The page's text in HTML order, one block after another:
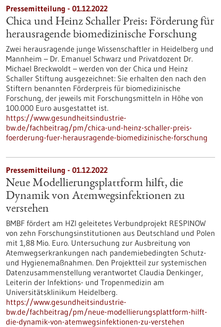
Pressemitteilung - 01.12.2022
Chica und Heinz Schaller Preis: Förderung für
herausragende biomedizinische Forschung
Zwei herausragende junge Wissenschaftler in Heidelberg und
Mannheim – Dr. Emanuel Schwarz und Privatdozent Dr.
Michael Breckwoldt – werden von der Chica und Heinz
Schaller Stiftung ausgezeichnet: Sie erhalten den nach den
Stiftern benannten Förderpreis für biomedizinische
Forschung, der jeweils mit Forschungsmitteln in Höhe von
100.000 Euro ausgestattet ist.
https://www.gesundheitsindustrie-
bw.de/fachbeitrag/pm/chica-und-heinz-schaller-preis-
foerderung-fuer-herausragende-biomedizinische-forschung
Pressemitteilung - 01.12.2022
Neue Modellierungsplattform hilft, die
Dynamik von Atemwegsinfektionen zu
verstehen
BMBF fördert am HZI geleitetes Verbundprojekt RESPINOW
von zehn Forschungsinstitutionen aus Deutschland und Polen
mit 1,88 Mio. Euro. Untersuchung zur Ausbreitung von
Atemwegserkrankungen nach pandemiebedingten Schutz-
und Hygienemaßnahmen. Den Projektteil zur systemischen
Datenzusammenstellung verantwortet Claudia Denkinger,
Leiterin der Infektions- und Tropenmedizin am
Universitätsklinikum Heidelberg.
https://www.gesundheitsindustrie-
bw.de/fachbeitrag/pm/neue-modellierungsplattform-hilft-
die-dynamik-von-atemwegsinfektionen-zu-verstehen